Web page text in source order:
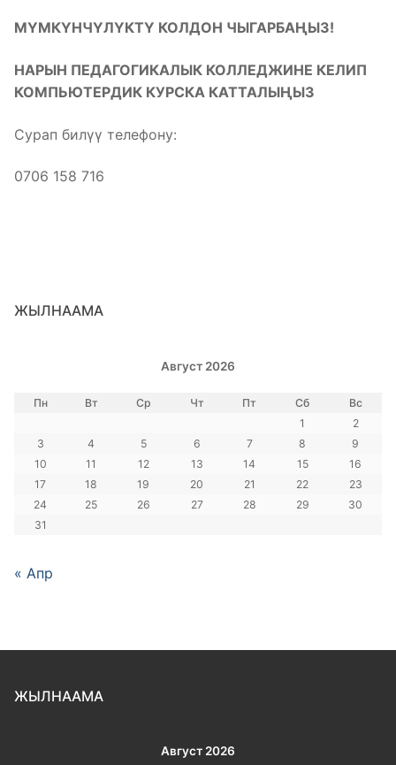
МҮМКҮНЧҮЛҮКТҮ КОЛДОН ЧЫГАРБАҢЫЗ!
НАРЫН ПЕДАГОГИКАЛЫК КОЛЛЕДЖИНЕ КЕЛИП
КОМПЬЮТЕРДИК КУРСКА КАТТАЛЫҢЫЗ
Сурап билүү телефону:
0706 158 716
ЖЫЛНААМА
Август 2026
Пн Вт Ср Чт Пт Сб
Вс
1
2
3
4 5 6 7 8
9
10
11 12 13 14 15
16
17
18 19 20 21 22
23
24
25 26 27 28 29
30
31
« Апр
ЖЫЛНААМА
Август 2026